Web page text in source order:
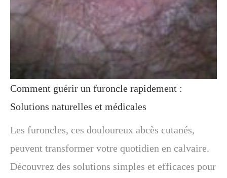
Comment guérir un furoncle rapidement :
Solutions naturelles et médicales
Les furoncles, ces douloureux abcès cutanés,
peuvent transformer votre quotidien en calvaire.
Découvrez des solutions simples et efficaces pour